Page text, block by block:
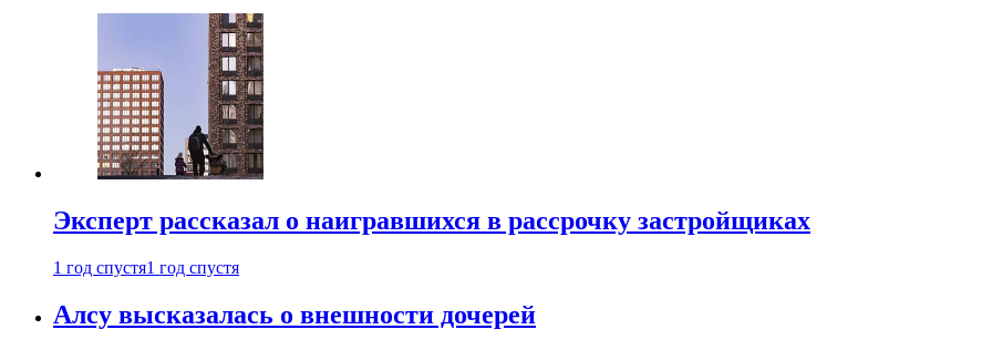
Эксперт рассказал о наигравшихся в рассрочку застройщиках
1 год спустя1 год спустя
Алсу высказалась о внешности дочерей